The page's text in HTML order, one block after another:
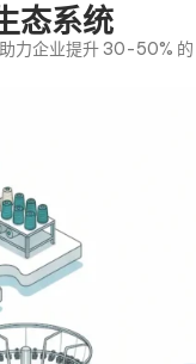
态系统
力企业提升 30-50% 的